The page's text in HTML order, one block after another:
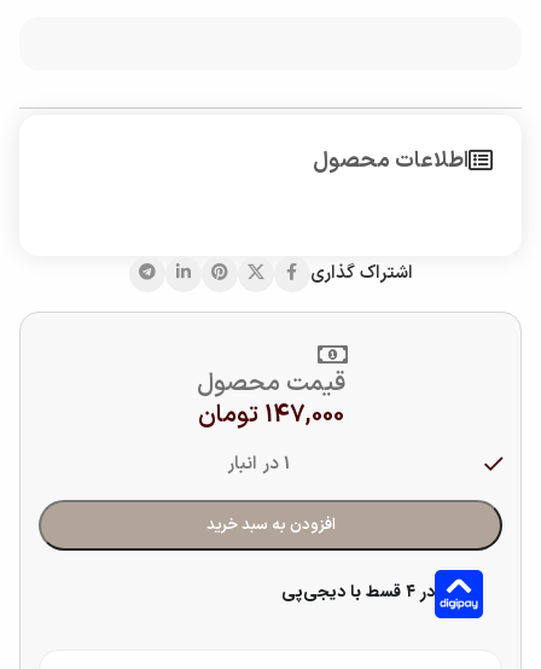
اطلاعات محصول
اشتراک گذاری
قیمت محصول
147,000 تومان
1 در انبار
افزودن به سبد خرید
در ۴ قسط با دیجی‌پی